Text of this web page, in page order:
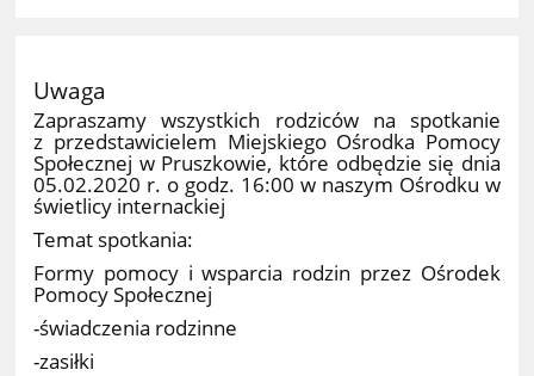
Uwaga
Zapraszamy wszystkich rodziców na spotkanie
z przedstawicielem Miejskiego Ośrodka Pomocy
Społecznej w Pruszkowie, które odbędzie się dnia
05.02.2020 r. o godz. 16:00 w naszym Ośrodku w
świetlicy internackiej
Temat spotkania:
Formy pomocy i wsparcia rodzin przez Ośrodek
Pomocy Społecznej
-świadczenia rodzinne
-zasiłki